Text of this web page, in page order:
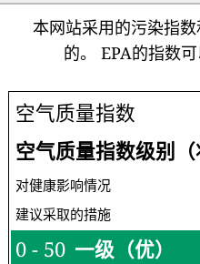
本网站采用的污染指
的。 EPA的指数
空气质量指数
空气质量指数级别
对健康影响情况
建议采取的措施
0 - 50 一级（优）